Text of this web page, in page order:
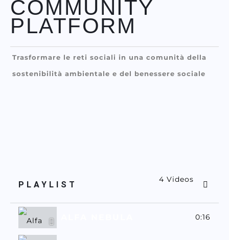
COMMUNITY
PLATFORM
Trasformare le reti sociali in una comunità della
sostenibilità ambientale e del benessere sociale
PLAYLIST
4 Videos
0:16